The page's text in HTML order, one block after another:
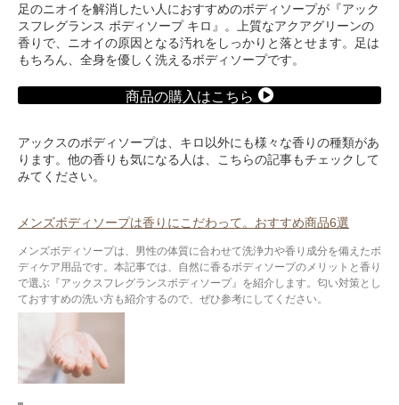
足のニオイを解消したい人におすすめのボディソープが『アック
スフレグランス ボディソープ キロ』。上質なアクアグリーンの
香りで、ニオイの原因となる汚れをしっかりと落とせます。足は
もちろん、全身を優しく洗えるボディソープです。
商品の購入はこちら
アックスのボディソープは、キロ以外にも様々な香りの種類があ
ります。他の香りも気になる人は、こちらの記事もチェックして
みてください。
メンズボディソープは香りにこだわって。おすすめ商品6選
メンズボディソープは、男性の体質に合わせて洗浄力や香り成分を備えたボ
ディケア用品です。本記事では、自然に香るボディソープのメリットと香り
で選ぶ『アックスフレグランスボディソープ』を紹介します。匂い対策とし
ておすすめの洗い方も紹介するので、ぜひ参考にしてください。